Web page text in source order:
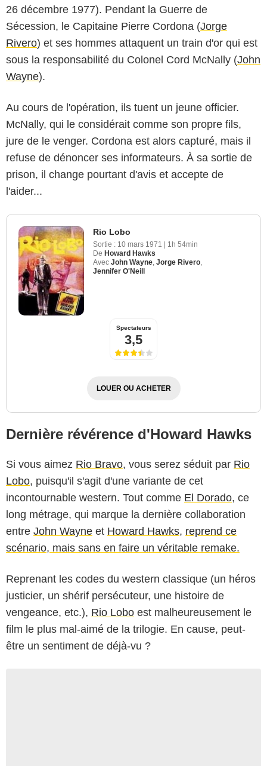
26 décembre 1977). Pendant la Guerre de
Sécession, le Capitaine Pierre Cordona (Jorge
Rivero) et ses hommes attaquent un train d'or qui est
sous la responsabilité du Colonel Cord McNally (John
Wayne).
Au cours de l'opération, ils tuent un jeune officier.
McNally, qui le considérait comme son propre fils,
jure de le venger. Cordona est alors capturé, mais il
refuse de dénoncer ses informateurs. À sa sortie de
prison, il change pourtant d'avis et accepte de
l'aider...
Rio Lobo
Sortie : 10 mars 1971 | 1h 54min
De Howard Hawks
Avec John Wayne Jorge Rivero
Jennifer O'Neill
Spectateurs
3,5
LOUER OU ACHETER
Dernière révérence d'Howard Hawks
Si vous aimez Rio Bravo, vous serez séduit par Rio
Lobo, puisqu'il s'agit d'une variante de cet
incontournable western. Tout comme El Dorado, ce
long métrage, qui marque la dernière collaboration
entre John Wayne et Howard Hawks, reprend ce
scénario, mais sans en faire un véritable remake.
Reprenant les codes du western classique (un héros
justicier, un shérif persécuteur, une histoire de
vengeance, etc.), Rio Lobo est malheureusement le
film le plus mal-aimé de la trilogie. En cause, peut-
être un sentiment de déjà-vu ?